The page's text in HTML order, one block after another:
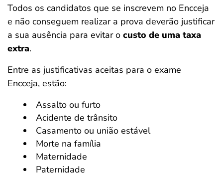
Todos os candidatos que se inscrevem no Encceja
e não conseguem realizar a prova deverão justificar
a sua ausência para evitar o custo de uma taxa
extra.
Entre as justificativas aceitas para o exame
Encceja, estão:
Assalto ou furto
Acidente de trânsito
Casamento ou união estável
Morte na família
Maternidade
Paternidade